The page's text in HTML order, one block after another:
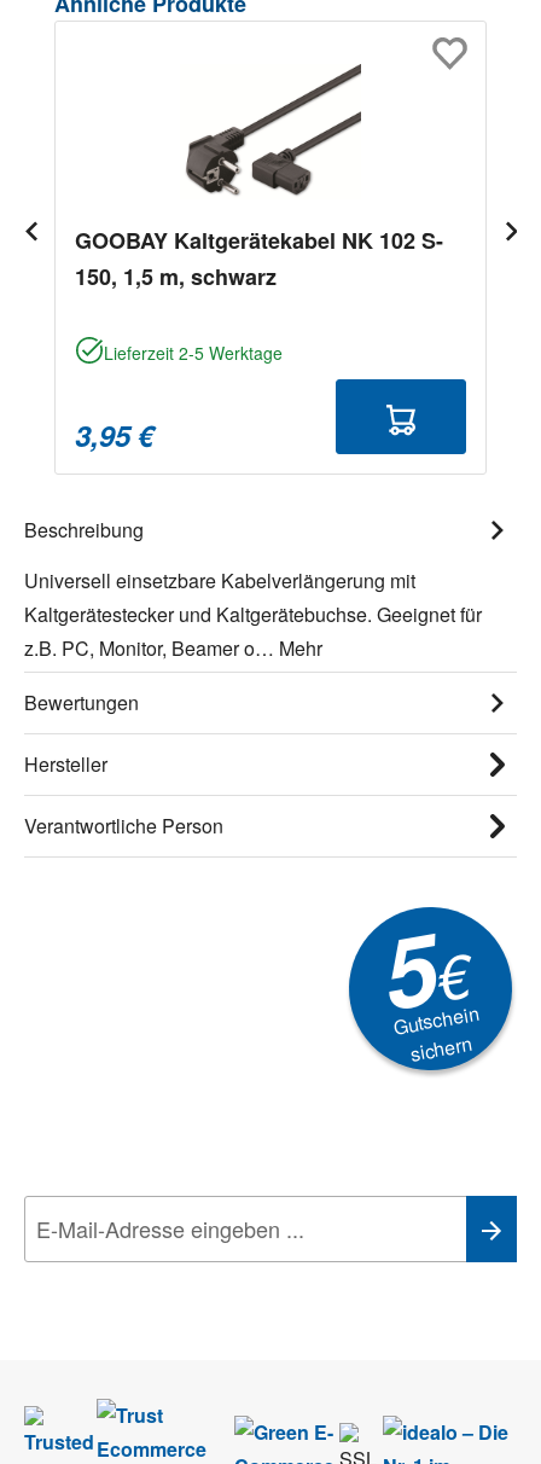
GOOBAY Kaltgerätekabel NK 102 S-
150, 1,5 m, schwarz
Lieferzeit 2-5 Werktage
3,95 €
Beschreibung
Universell einsetzbare Kabelverlängerung mit
Kaltgerätestecker und Kaltgerätebuchse. Geeignet für
z.B. PC, Monitor, Beamer o… Mehr
Bewertungen
Hersteller
Verantwortliche Person
5€
Gutschein
sichern